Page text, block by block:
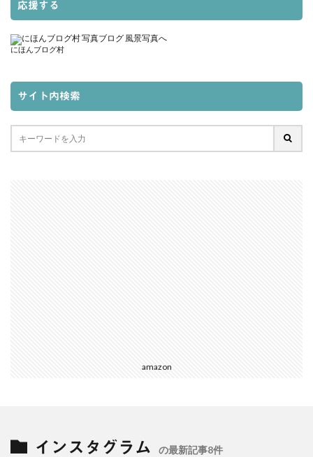
応援する
にほんブログ村
サイト内検索
amazon
インスタグラム の最新記事8件